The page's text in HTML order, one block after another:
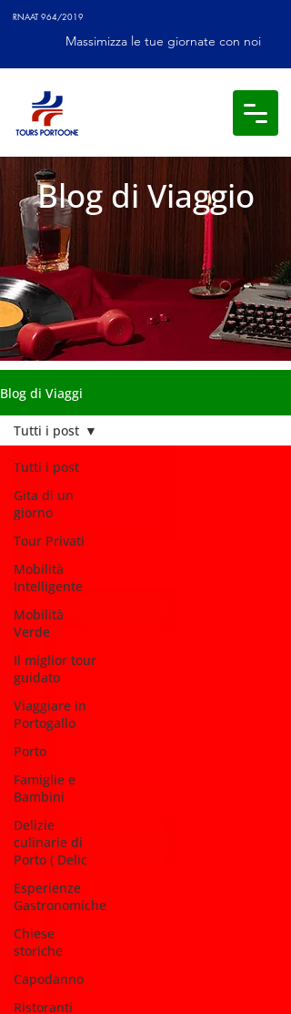
RNAAT 964/2019
Massimizza le tue giornate con noi
Blog di Viaggio
Blog di Viaggi
Tutti i post
Gita di un
giorno
Tour Privati
Mobilità
Intelligente
Mobilità
Verde
Il miglior tour
guidato
Viaggiare in
Portogallo
Porto
Famiglie e
Bambini
Delizie
culinarie di
Porto ( Delic
Esperienze
Gastronomiche
Chiese
storiche
Capodanno
Ristoranti
Tutti i post